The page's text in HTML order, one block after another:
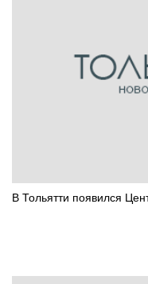
В Тольятти появился